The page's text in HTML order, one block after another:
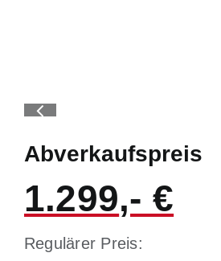
Abverkaufspreis
1.299
Regulärer Preis: